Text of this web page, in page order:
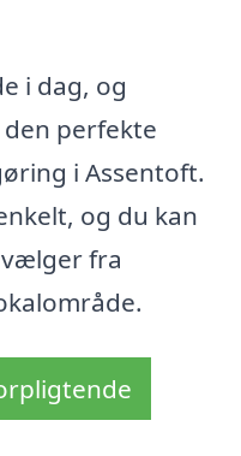
i dag, og
perfekte
i Assentoft.
og du kan
fra